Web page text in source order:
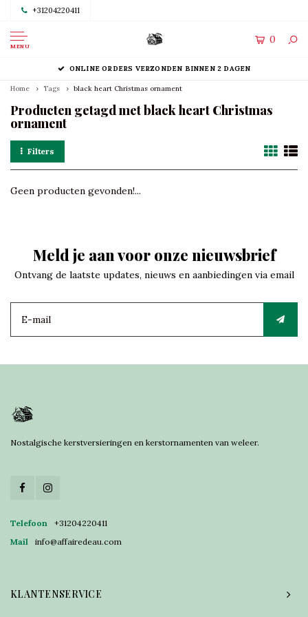
+31204220411
MENU
0
ONLINE ORDERS VERZONDEN BINNEN 2 DAGEN
Home Tags black heart Christmas ornament
Producten getagd met black heart Christmas
ornament
Filters
Geen producten gevonden!...
Meld je aan voor onze nieuwsbrief
Ontvang de laatste updates, nieuws en aanbiedingen via email
Nostalgische kerstversieringen en kerstornamenten van weleer.
Telefoon
+31204220411
Mail
info@affairedeau.com
KLANTENSERVICE